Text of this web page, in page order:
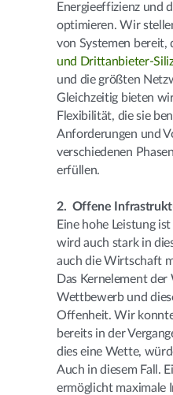
Energieeffizienz und
optimieren. Wir
von Systemen bereit,
und Drittanbieter-
und die größten
Gleichzeitig bieten
Flexibilität, die sie
Anforderungen und
verschiedenen
erfüllen.
2. Offene
Eine hohe Leistung
wird auch stark in
auch die Wirtschaft
Das Kernelement
Wettbewerb und
Offenheit. Wir
bereits in der
dies eine Wette,
Auch in diesem Fall.
ermöglicht maximale